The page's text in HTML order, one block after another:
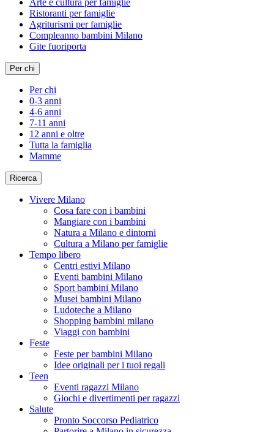
Ristoranti per famiglie
Agriturismi per famiglie
Compleanno bambini Milano
Gite fuoriporta
Per chi
Per chi
0-3 anni
4-6 anni
7-11 anni
12 anni e oltre
Tutta la famiglia
Mamme
Ricerca
Vivere Milano
Cosa fare con i bambini
Mangiare con i bambini
Natura a Milano e dintorni
Cultura a Milano per famiglie
Tempo libero
Centri estivi Milano
Eventi bambini Milano
Sport bambini Milano
Musei bambini Milano
Ludoteche a Milano
Shopping bambini milano
Viaggi con bambini
Feste
Feste per bambini Milano
Idee originali per i tuoi regali
Teen
Eventi ragazzi Milano
Giochi e divertimenti per ragazzi
Salute
Pronto Soccorso Pediatrico